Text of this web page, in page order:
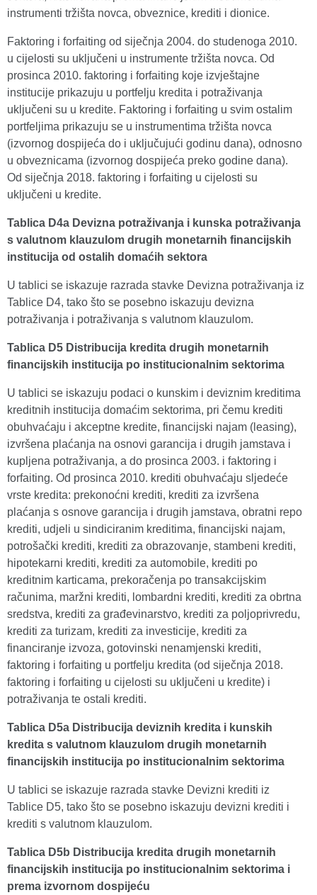
instrumenti tržišta novca, obveznice, krediti i dionice.
Faktoring i forfaiting od siječnja 2004. do studenoga 2010.
u cijelosti su uključeni u instrumente tržišta novca. Od
prosinca 2010. faktoring i forfaiting koje izvještajne
institucije prikazuju u portfelju kredita i potraživanja
uključeni su u kredite. Faktoring i forfaiting u svim ostalim
portfeljima prikazuju se u instrumentima tržišta novca
(izvornog dospijeća do i uključujući godinu dana), odnosno
u obveznicama (izvornog dospijeća preko godine dana).
Od siječnja 2018. faktoring i forfaiting u cijelosti su
uključeni u kredite.
Tablica D4a Devizna potraživanja i kunska potraživanja
s valutnom klauzulom drugih monetarnih financijskih
institucija od ostalih domaćih sektora
U tablici se iskazuje razrada stavke Devizna potraživanja iz
Tablice D4, tako što se posebno iskazuju devizna
potraživanja i potraživanja s valutnom klauzulom.
Tablica D5 Distribucija kredita drugih monetarnih
financijskih institucija po institucionalnim sektorima
U tablici se iskazuju podaci o kunskim i deviznim kreditima
kreditnih institucija domaćim sektorima, pri čemu krediti
obuhvaćaju i akceptne kredite, financijski najam (leasing),
izvršena plaćanja na osnovi garancija i drugih jamstava i
kupljena potraživanja, a do prosinca 2003. i faktoring i
forfaiting. Od prosinca 2010. krediti obuhvaćaju sljedeće
vrste kredita: prekonoćni krediti, krediti za izvršena
plaćanja s osnove garancija i drugih jamstava, obratni repo
krediti, udjeli u sindiciranim kreditima, financijski najam,
potrošački krediti, krediti za obrazovanje, stambeni krediti,
hipotekarni krediti, krediti za automobile, krediti po
kreditnim karticama, prekoračenja po transakcijskim
računima, maržni krediti, lombardni krediti, krediti za obrtna
sredstva, krediti za građevinarstvo, krediti za poljoprivredu,
krediti za turizam, krediti za investicije, krediti za
financiranje izvoza, gotovinski nenamjenski krediti,
faktoring i forfaiting u portfelju kredita (od siječnja 2018.
faktoring i forfaiting u cijelosti su uključeni u kredite) i
potraživanja te ostali krediti.
Tablica D5a Distribucija deviznih kredita i kunskih
kredita s valutnom klauzulom drugih monetarnih
financijskih institucija po institucionalnim sektorima
U tablici se iskazuje razrada stavke Devizni krediti iz
Tablice D5, tako što se posebno iskazuju devizni krediti i
krediti s valutnom klauzulom.
Tablica D5b Distribucija kredita drugih monetarnih
financijskih institucija po institucionalnim sektorima i
prema izvornom dospijeću